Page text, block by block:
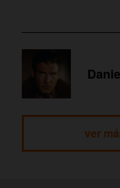
ver